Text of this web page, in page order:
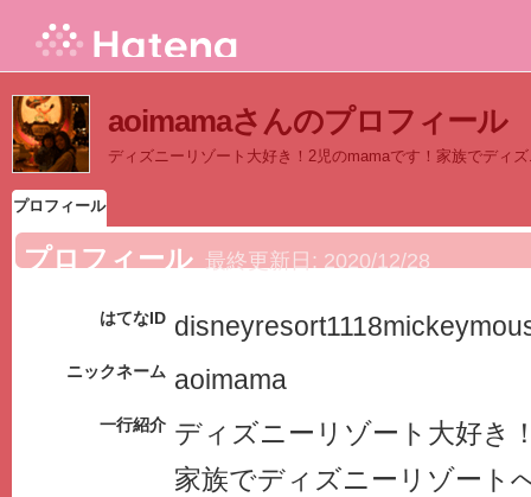
aoimamaさんのプロフィール
ディズニーリゾート大好き！2児のmamaです！家族でディ
プロフィール
プロフィール 最終更新日: 2020/12/28
はてなID
ニックネーム aoimama
一行紹介 ディズニーリゾート大好き
家族でディズニーリゾート